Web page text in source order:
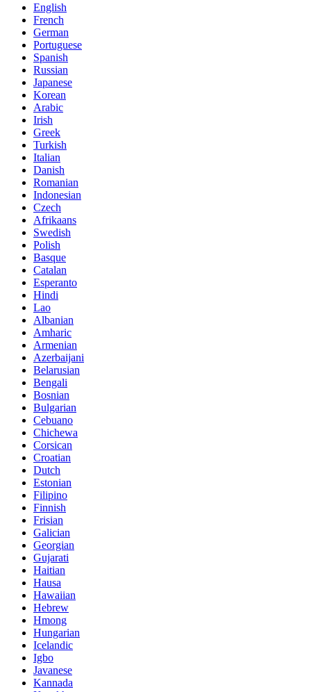
English
French
German
Portuguese
Spanish
Russian
Japanese
Korean
Arabic
Irish
Greek
Turkish
Italian
Danish
Romanian
Indonesian
Czech
Afrikaans
Swedish
Polish
Basque
Catalan
Esperanto
Hindi
Lao
Albanian
Amharic
Armenian
Azerbaijani
Belarusian
Bengali
Bosnian
Bulgarian
Cebuano
Chichewa
Corsican
Croatian
Dutch
Estonian
Filipino
Finnish
Frisian
Galician
Georgian
Gujarati
Haitian
Hausa
Hawaiian
Hebrew
Hmong
Hungarian
Icelandic
Igbo
Javanese
Kannada